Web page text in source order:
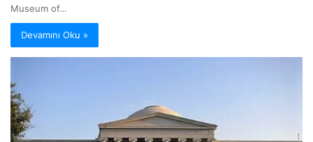
Museum of…
Devamını Oku »